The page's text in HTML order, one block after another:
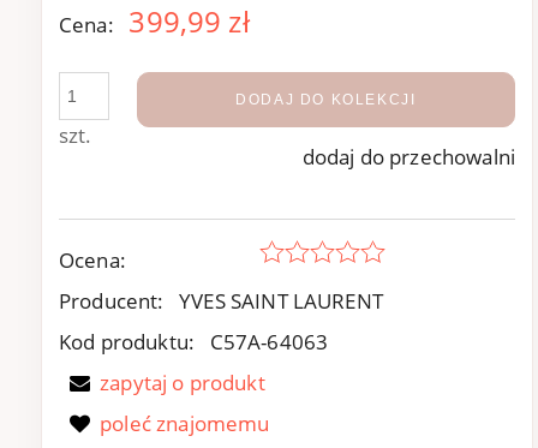
Cena:
399,99 zł
szt.
DODAJ DO KOLEKCJI
dodaj do przechowalni
Ocena:
Producent:
YVES SAINT LAURENT
Kod produktu:
C57A-64063
zapytaj o produkt
poleć znajomemu